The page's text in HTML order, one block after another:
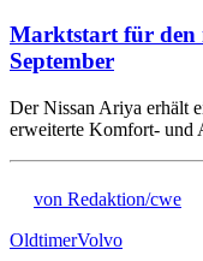
Marktstart für den
September
Der Nissan Ariya erhält
erweiterte Komfort-
von Redaktion/cwe
OldtimerVolvo